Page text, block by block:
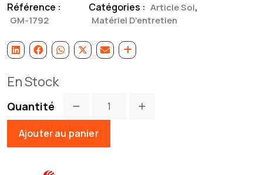
Référence :
GM-1792
Catégories : Article Sol,
Matériel D'entretien
En Stock
Quantité
Ajouter au panier